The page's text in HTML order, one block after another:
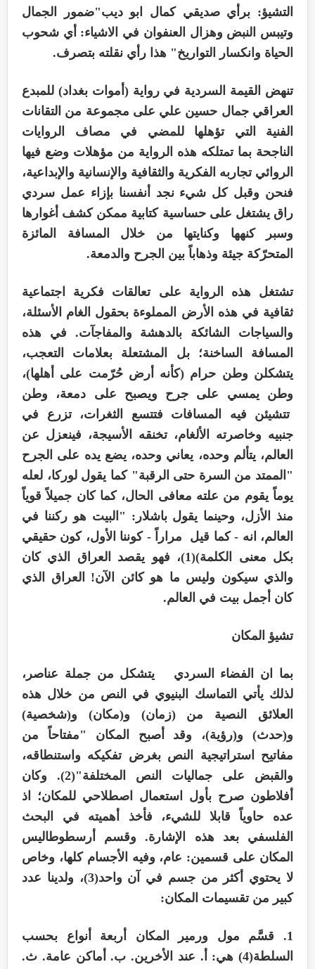
التشيؤ: برأي صديقي كمال ابو ديب"ضمور الجمال
وتيبس النبض وهزال العنفوان في الاشياء: أي شحوب
الحياة وانكسار التواريخ" هذا رأي نقلته بتصرف.
تنهض القيمة السردية في رواية (أموات بغداد) للمبدع
العراقي جمال حسين علي على مجموعة من التقانات
الفنية التي تؤهلها للمضي في مصاف الروايات
الناجحة بما تمتلكه هذه الرواية من مؤهلات وضع فيها
الروائي تجاربه الفكرية والثقافية والإنسانية والإبداعية،
فنحن وقبل كل شيء نجد أنفسنا بإزاء عمل سردي
راق يشتغل على حساسية كتابية ممكن كشف أغوارها
وسبر كنهها وكنايتها من خلال المسافة المائزة
المتحرّكة جيئة وذهاباً بين الجرح والدمعة.
تشتغل هذه الرواية على تعالقات فكرية اجتماعية
ثقافية في هذه الأرض المملوءة بحقول الغام الأسئلة،
والسياجات الشائكة بالدهشة والمفاجآت. في هذه
المسافة الساخنة؛ بل المشتعلة بعلامات التعجب،
يتشكلن وطن حرام (كأنه أرض حُرّمت على أهلها)،
وطن يمسي على جرح ويصبح على دمعة، وطن
تتشيئن فيه المسافات فتتسع الثغرات، تزرع في
جنبيه وخاصرته الألغام، تخنقه الأسيجة، فينعزل عن
العالم، يتألم وحده، يعاني وحده، يضع يده على الجرح
"الممتد من السرة حتى الرقبة" كما يقول لوركا، لعله
يوماً يقوم من علته معافى الحال، كما كان جميلاً قوياً
منذ الأزل، وحينما يقول باشلار: "البيت هو ركننا في
العالم، انه - كما قيل مراراً - كوننا الأول، كون حقيقي
بكل معنى الكلمة)(1)، فهو يقصد العراق الذي كان
والذي سيكون وليس ما هو كائن الآن! العراق الذي
كان أجمل بيت في العالم.
تشيؤ المكان
بما ان الفضاء السردي يتشكل من جملة عناصر،
لذلك يأتي التماسك البنيوي في النص من خلال هذه
العلائق النصية من (زمان) و(مكان) و(شخصية)
و(حدث) و(رؤية)، وقد أصبح المكان "مفتاحاً من
مفاتيح استراتيجية النص بغرض تفكيكه واستنطاقه،
والقبض على جماليات النص المختلفة"(2). وكان
أفلاطون صرح بأول استعمال اصطلاحي للمكان؛ اذ
عده حاوياً قابلا للشيء، فأخذ أهميته في البحث
الفلسفي بعد هذه الإشارة. وقسم أرسطوطاليس
المكان على قسمين: عام، وفيه الأجسام كلها، وخاص
لا يحتوي أكثر من جسم في آن واحد(3)، ولدينا عدد
كبير من تقسيمات المكان:
1. قسَّم مول ورمير المكان أربعة أنواع بحسب
السلطة(4) هي: أ. عند الأخرين. ب. أماكن عامة. ث.